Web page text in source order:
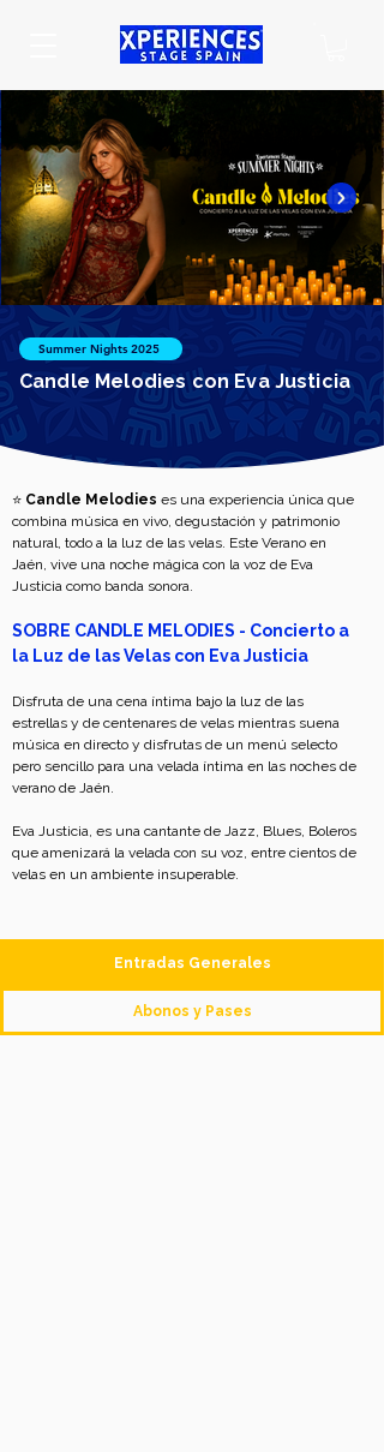
Summer Nights 2025
Candle Melodies con Eva Justicia
⭐ Candle Melodies es una experiencia única que
combina música en vivo, degustación y patrimonio
natural, todo a la luz de las velas. Este Verano en
Jaén, vive una noche mágica con la voz de Eva
Justicia como banda sonora.
SOBRE CANDLE MELODIES - Concierto a
la Luz de las Velas con Eva Justicia
Disfruta de una cena íntima bajo la luz de las
estrellas y de centenares de velas mientras suena
música en directo y disfrutas de un menú selecto
pero sencillo para una velada íntima en las noches de
verano de Jaén.
Eva Justicia, es una cantante de Jazz, Blues, Boleros
que amenizará la velada con su voz, entre cientos de
velas en un ambiente insuperable.
Entradas Generales
Abonos y Pases